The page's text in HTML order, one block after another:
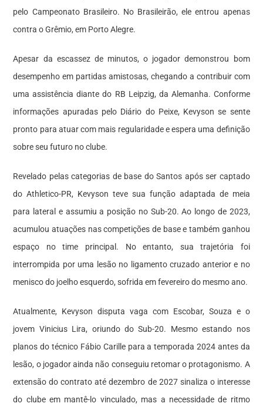
pelo Campeonato Brasileiro. No Brasileirão, ele entrou apenas
contra o Grêmio, em Porto Alegre.
Apesar da escassez de minutos, o jogador demonstrou bom
desempenho em partidas amistosas, chegando a contribuir com
uma assistência diante do RB Leipzig, da Alemanha. Conforme
informações apuradas pelo Diário do Peixe, Kevyson se sente
pronto para atuar com mais regularidade e espera uma definição
sobre seu futuro no clube.
Revelado pelas categorias de base do Santos após ser captado
do Athletico-PR, Kevyson teve sua função adaptada de meia
para lateral e assumiu a posição no Sub-20. Ao longo de 2023,
acumulou atuações nas competições de base e também ganhou
espaço no time principal. No entanto, sua trajetória foi
interrompida por uma lesão no ligamento cruzado anterior e no
menisco do joelho esquerdo, sofrida em fevereiro do mesmo ano.
Atualmente, Kevyson disputa vaga com Escobar, Souza e o
jovem Vinicius Lira, oriundo do Sub-20. Mesmo estando nos
planos do técnico Fábio Carille para a temporada 2024 antes da
lesão, o jogador ainda não conseguiu retomar o protagonismo. A
extensão do contrato até dezembro de 2027 sinaliza o interesse
do clube em mantê-lo vinculado, mas a necessidade de ritmo